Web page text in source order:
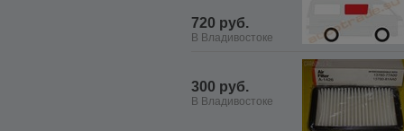
720 руб.
В Владивостоке
300 руб.
В Владивостоке